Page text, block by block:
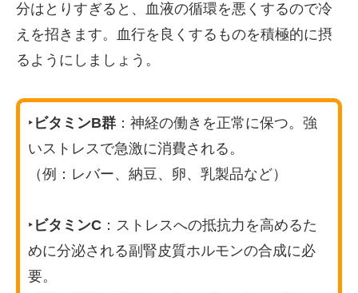
分はとりすぎると、血液の循環を悪くするので冷
えを招きます。血行を良くするものを積極的に摂
るようにしましょう。
‣ ビタミンB群 ：神経の働きを正常に保つ。強
いストレスで急激に消費される。
（例：レバー、納豆、卵、乳製品など）
‣ ビタミンC ：ストレスへの抵抗力を高めるた
めに分泌される副腎皮質ホルモンの合成に必
要。